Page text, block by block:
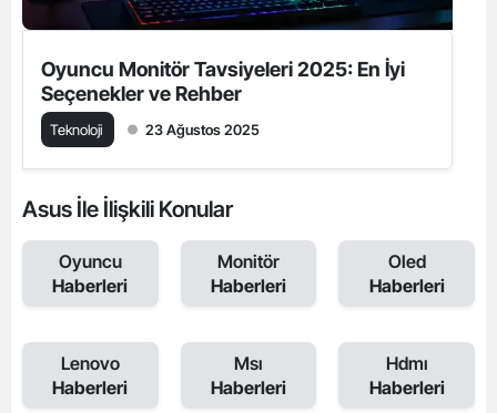
Oyuncu Monitör Tavsiyeleri 2025: En İyi
Seçenekler ve Rehber
Teknoloji 23 Ağustos 2025
Asus İle İlişkili Konular
Oyuncu
Haberleri
Monitör
Haberleri
Oled
Haberleri
Lenovo
Haberleri
Msı
Haberleri
Hdmı
Haberleri